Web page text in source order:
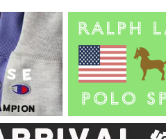
ランド
ック/ストライプ
リタリー/ウエスタ
ール ・ショートパンツ
・アウトドア/グラミチ
・ジーンズ/ペインター
・Levi's RED
・ミリタリー/ワーク
・コーデュロイ/スタプレ
・コットン/スラックス/チノ
・オーバーオール/つなぎ
・ジャージ/スウェット/ナイロ
ン
・セントジェームス/ルミ
・ロンT/サーマル/ラグビ
・プリ
・チャ
・パー